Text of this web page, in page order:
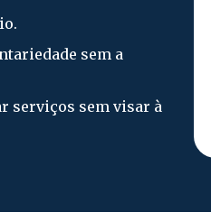
sem a
serviços sem visar à